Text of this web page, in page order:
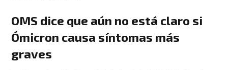
OMS dice que aún no está claro si
Ómicron causa síntomas más
graves